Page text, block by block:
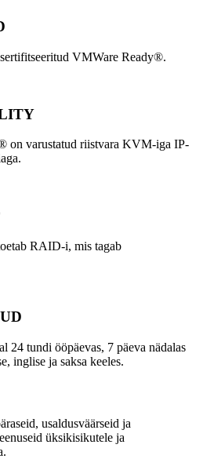
VMWare Ready®.
on varustatud riistvara KVM-iga IP-
RAID-i, mis tagab
24 tundi ööpäevas, 7 päeva nädalas
inglise ja saksa keeles.
usaldusväärseid ja
üksikisikutele ja